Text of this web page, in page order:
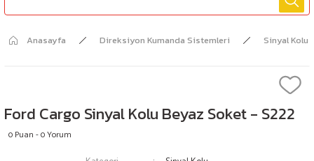
Anasayfa Direksiyon Kumanda Sistemleri Sinyal Kolu
Ford Cargo Sinyal Kolu Beyaz Soket - S222
0 Puan - 0 Yorum